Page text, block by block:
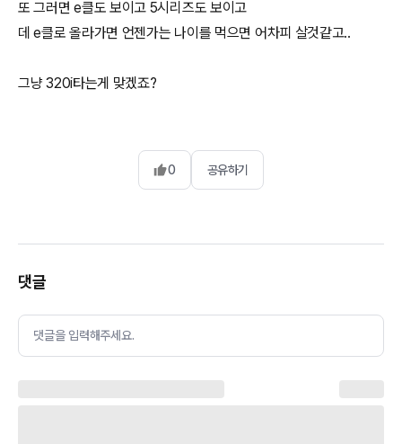
또 그러면 e클도 보이고 5시리즈도 보이고
데 e클로 올라가면 언젠가는 나이를 먹으면 어차피 살것같고..
그냥 320i타는게 맞겠죠?
0 공유하기
댓글
댓글을 입력해주세요.